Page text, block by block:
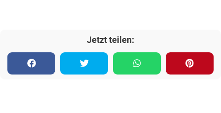
Jetzt teilen: